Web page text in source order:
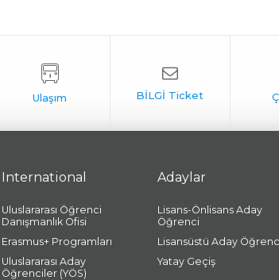
International
Uluslararası Öğrenci
Danışmanlık Ofisi
Erasmus+ Programları
Uluslararası Aday
Öğrenciler (YÖS)
Adaylar
Lisans-Önlisans Aday
Öğrenci
Lisansüstü Aday
Yatay Geçiş